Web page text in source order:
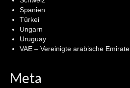
Spanien
Türkei
Ungarn
Uruguay
VAE – Vereinigte arabische Emirate
Meta